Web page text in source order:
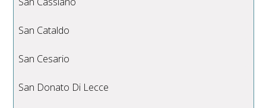
San Cataldo
San Cesario
San Donato Di Lecce